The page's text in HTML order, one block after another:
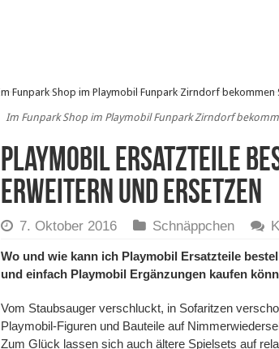
Im Funpark Shop im Playmobil Funpark Zirndorf
Playmobil Ersatzteile
erweitern und ersetzen
7. Oktober 2016 Schnäppchen
Wo und wie kann ich Playmobil Ersatzteile
und einfach Playmobil Ergänzungen kaufen
Vom Staubsauger verschluckt, in Sofaritzen
Playmobil-Figuren und Bauteile auf
Zum Glück lassen sich auch ältere Spielsets auf